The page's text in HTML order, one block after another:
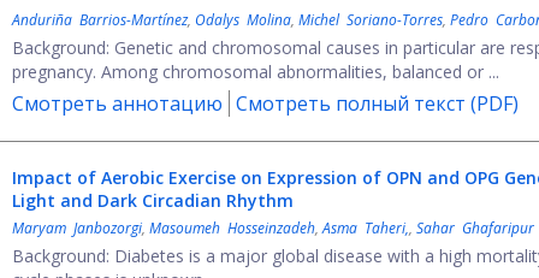
Anduriña Barrios-Martínez, Odalys Molina, Michel Soriano-Torres, Pedro
Background: Genetic and chromosomal causes in particular are
pregnancy. Among chromosomal abnormalities, balanced or ...
Смотреть аннотацию Смотреть полный текст (PDF)
Impact of Aerobic Exercise on Expression of OPN and OPG
Light and Dark Circadian Rhythm
Maryam Janbozorgi, Masoumeh Hosseinzadeh,Asma Taheri,, Sahar Ghafaripur
Background: Diabetes is a major global disease with a high